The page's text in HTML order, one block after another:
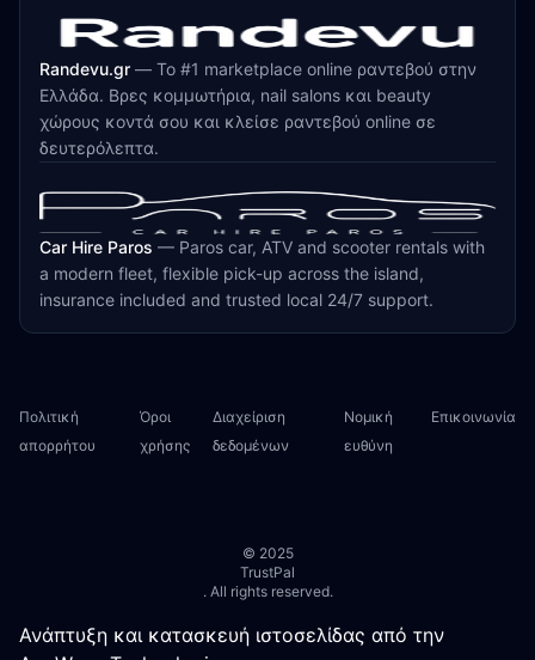
Randevu.gr — Το #1 marketplace online ραντεβού στην
Ελλάδα. Βρες κομμωτήρια, nail salons και beauty
χώρους κοντά σου και κλείσε ραντεβού online σε
δευτερόλεπτα.
Car Hire Paros — Paros car, ATV and scooter rentals with
a modern fleet, flexible pick-up across the island,
insurance included and trusted local 24/7 support.
Πολιτική
απορρήτου
Όροι
χρήσης
Διαχείριση
δεδομένων
Νομική
ευθύνη
Επικοινωνία
© 2025
TrustPal
. All rights reserved.
Ανάπτυξη και κατασκευή ιστοσελίδας από την